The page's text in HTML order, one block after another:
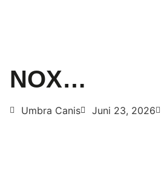
NOX…
Umbra Canis Juni 23, 2026